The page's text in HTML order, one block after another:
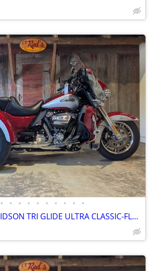
• • • • • • • • • •
2019 HARLEY DAVIDSON TRI GLIDE ULTRA CLASSIC-FLHTCUTG